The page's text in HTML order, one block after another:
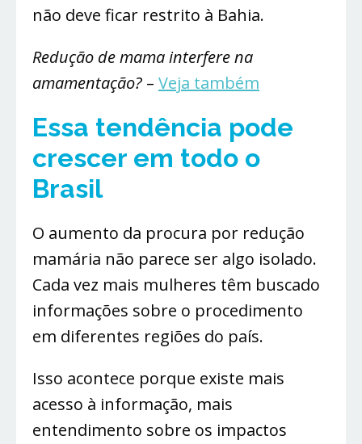
não deve ficar restrito à Bahia.
Redução de mama interfere na
amamentação? – Veja também
Essa tendência pode
crescer em todo o
Brasil
O aumento da procura por redução
mamária não parece ser algo isolado.
Cada vez mais mulheres têm buscado
informações sobre o procedimento
em diferentes regiões do país.
Isso acontece porque existe mais
acesso à informação, mais
entendimento sobre os impactos